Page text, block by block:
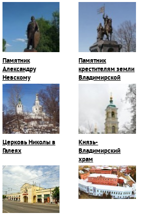
Памятник
Александру
Невскому
Памятник
крестителям земли
Владимирской
Церковь Николы в
Галеях
Князь-
Владимирский
храм